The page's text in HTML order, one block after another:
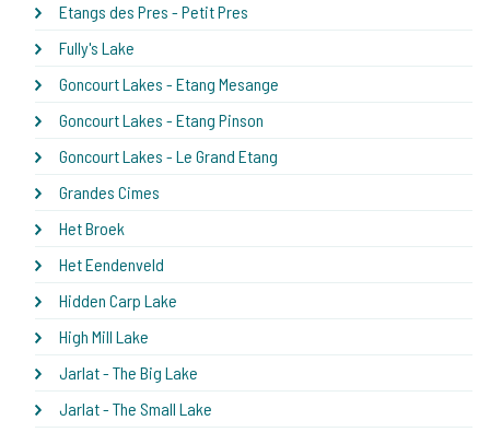
Etangs des Pres - Petit Pres
Fully's Lake
Goncourt Lakes - Etang Mesange
Goncourt Lakes - Etang Pinson
Goncourt Lakes - Le Grand Etang
Grandes Cimes
Het Broek
Het Eendenveld
Hidden Carp Lake
High Mill Lake
Jarlat - The Big Lake
Jarlat - The Small Lake